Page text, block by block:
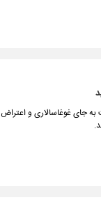
جای غوغاسالاری و اعتراض